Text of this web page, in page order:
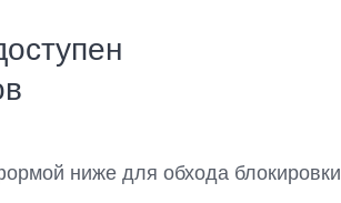
ниже для обхода блокировки